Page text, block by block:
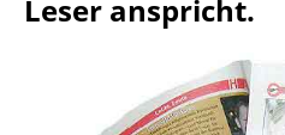
Leser anspricht.